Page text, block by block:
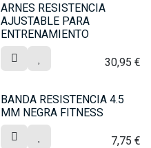
ARNES RESISTENCIA
AJUSTABLE PARA
ENTRENAMIENTO
30,95 €
BANDA RESISTENCIA 4.5
MM NEGRA FITNESS
7,75 €